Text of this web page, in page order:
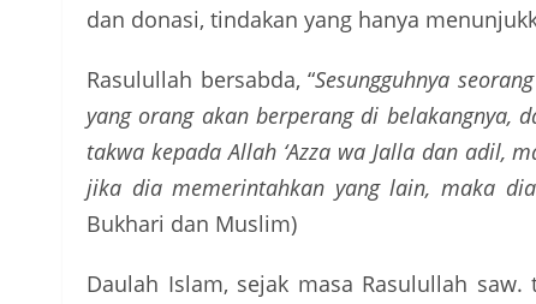
dan donasi, tindakan yang hanya
Rasulullah bersabda, “Sesungguhnya
yang orang akan berperang di belakangnya,
takwa kepada Allah ‘Azza wa Jalla dan adil,
jika dia memerintahkan yang lain, maka
Bukhari dan Muslim)
Daulah Islam, sejak masa Rasulullah